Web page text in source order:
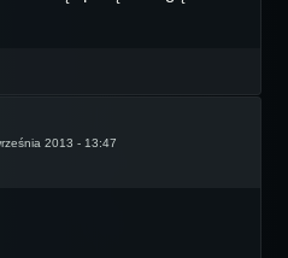
2013 - 13:47